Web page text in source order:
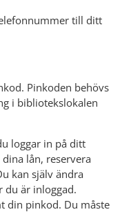
till ditt
Pinkoden behövs
i bibliotekslokalen
loggar in på ditt
lån, reservera
kan själv ändra
du är inloggad.
din pinkod. Du måste